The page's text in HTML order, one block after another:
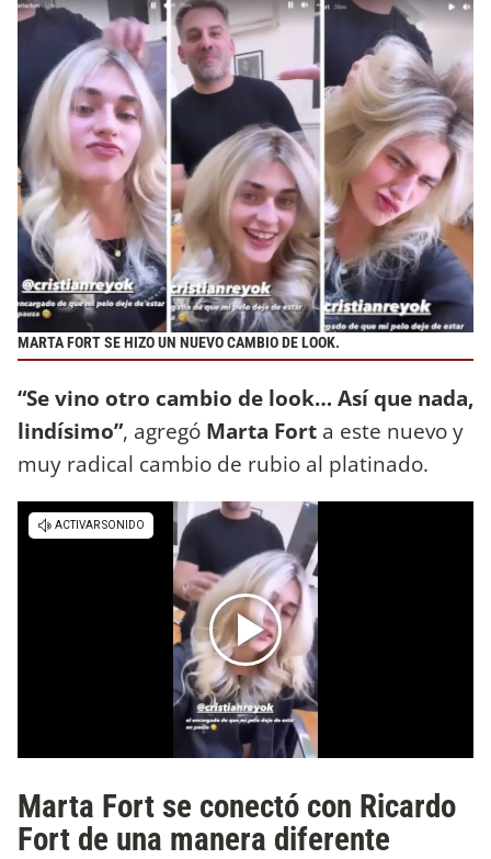
MARTA FORT SE HIZO UN NUEVO CAMBIO DE LOOK.
“Se vino otro cambio de look… Así que nada,
lindísimo”, agregó Marta Fort a este nuevo y
muy radical cambio de rubio al platinado.
Marta Fort se conectó con Ricardo
Fort de una manera diferente